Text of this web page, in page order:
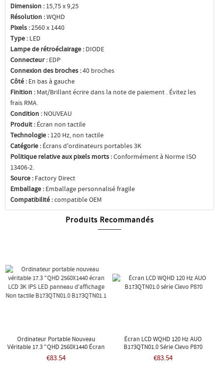
Dimension : 15,75 x 9,25
Résolution :WQHD
Pixels :2560 x 1440
Type : LED
Lampe de rétroéclairage : DIODE
Connecteur : EDP
Connexion des broches :40 broches
Côté : En bas à gauche
Finition : Mat/Brillant écrire dans la note de paiement . Évitez les
frais RMA.
Condition : NOUVEAU
Produit : Écran non tactile
Technologie : 120 Hz, non tactile
Catégorie : Écrans d'ordinateurs portables 3K
Politique relative aux pixels morts :Conformément à Norme ISO
13406-2.
Source : Factory Direct
Emballage : Emballage personnalisé fragile
Compatibilité :compatible OEM
Produits Recommandés
Ordinateur Portable Nouveau
Véritable 17.3 "QHD 2560X1440 Écran
LCD 3K IPS LED Panneau D'affichage
Non Tactile B173QTN01.0 B173QTN01.1
€83.54
Écran LCD WQHD 120 Hz AUO
B173QTN01.0 Série Clevo P870
€83.54